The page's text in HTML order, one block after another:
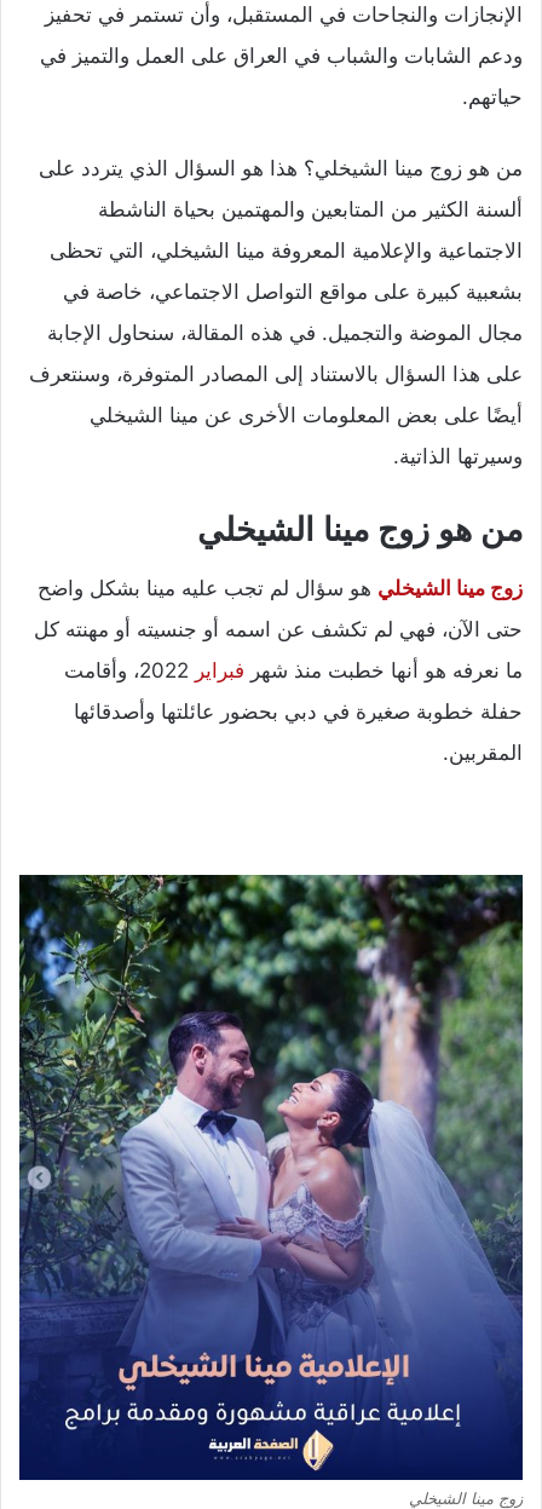
الإنجازات والنجاحات في المستقبل، وأن تستمر في تحفيز
ودعم الشابات والشباب في العراق على العمل والتميز في
حياتهم.
من هو زوج مينا الشيخلي؟ هذا هو السؤال الذي يتردد على
ألسنة الكثير من المتابعين والمهتمين بحياة الناشطة
الاجتماعية والإعلامية المعروفة مينا الشيخلي، التي تحظى
بشعبية كبيرة على مواقع التواصل الاجتماعي، خاصة في
مجال الموضة والتجميل. في هذه المقالة، سنحاول الإجابة
على هذا السؤال بالاستناد إلى المصادر المتوفرة، وسنتعرف
أيضًا على بعض المعلومات الأخرى عن مينا الشيخلي
وسيرتها الذاتية.
من هو زوج مينا الشيخلي
زوج مينا الشيخلي هو سؤال لم تجب عليه مينا بشكل واضح
حتى الآن، فهي لم تكشف عن اسمه أو جنسيته أو مهنته كل
ما نعرفه هو أنها خطبت منذ شهر فبراير
2022، وأقامت
حفلة خطوبة صغيرة في دبي بحضور عائلتها وأصدقائها
المقربين.
زوج مينا الشيخلي